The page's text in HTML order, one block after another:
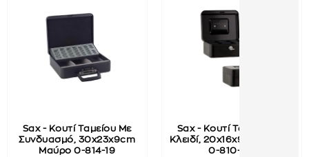
Sax - Κουτί Ταμείου Με
Συνδυασμό, 30x23x9cm
Μαύρο 0-814-19
Sax - Κουτί Ταμείου Με
Κλειδί, 20x16x9cm Μαύρο
0-810-09